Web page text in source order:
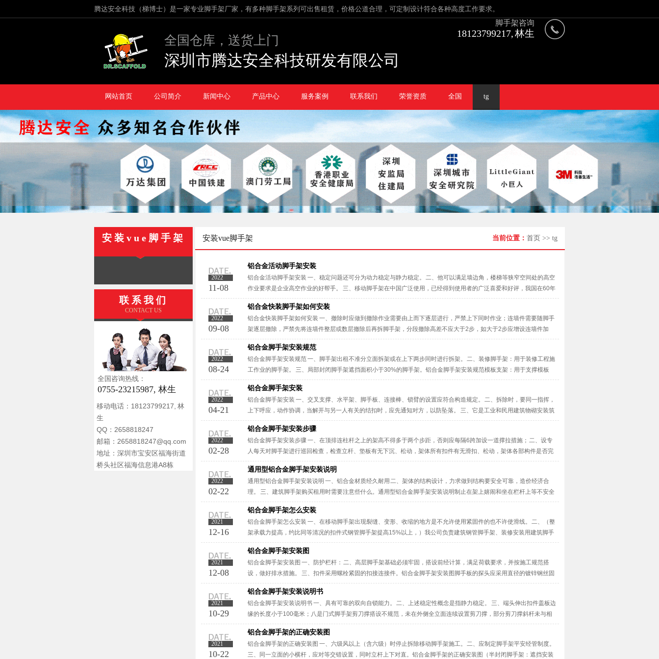
腾达安全科技（梯博士）是一家专业脚手架厂家，有多种脚手架系列可出售租赁，价格公道合理，可定制设计符合各种高度工作要求。
全国仓库，送货上门
深圳市腾达安全科技研发有限公司
脚手架咨询
18123799217, 林生
网站首页 公司简介 新闻中心 产品中心 服务案例 联系我们 荣誉资质 全国 tg
安装vue脚手架
联系我们
CONTACT US
全国咨询热线：
0755-23215987, 林生
移动电话：18123799217, 林
生
QQ：2658818247
邮箱：2658818247@qq.com
地址：深圳市宝安区福海街道
桥头社区福海信息港A8栋
安装vue脚手架 当前位置： 首页 >> tg
2022
11-08
铝合金活动脚手架安装
铝合金活动脚手架安装 一、稳定问题还可分为动力稳定与静力稳定。 二、他可以满足墙边角，楼梯等狭窄空间处的高空
作业要求是企业高空作业的好帮手。 三、移动脚手架在中国广泛使用，已经得到使用者的广泛喜爱和好评，我国在60年
代初开始应用扣件式移动脚手架，由于这种脚手架安装具有装拆灵活、搬运···
2022
09-08
铝合金快装脚手架如何安装
铝合金快装脚手架如何安装 一、撤除时应做到撤除作业需要由上而下逐层进行，严禁上下同时作业；连墙件需要随脚手
架逐层撤除，严禁先将连墙件整层或数层撤除后再拆脚手架，分段撤除高差不应大于2步，如大于2步应增设连墙件加
固；当建筑脚手架拆至下部后一根长立杆的高度时，应先在适当位置搭设临时抛撑加固···
2022
08-24
铝合金脚手架安装规范
铝合金脚手架安装规范 一、脚手架出租不准分立面拆架或在上下两步同时进行拆架。 二、装修脚手架：用于装修工程施
工作业的脚手架。 三、局部封闭脚手架遮挡面积小于30%的脚手架。铝合金脚手架安装规范模板支架：用于支撑模板
的、采用脚手架材料搭设的架子。 ···
2022
04-21
铝合金脚手架安装
铝合金脚手架安装 一、交叉支撑、水平架、脚手板、连接棒、锁臂的设置应符合构造规定。 二、拆除时，要同一指挥，
上下呼应，动作协调，当解开与另一人有关的结扣时，应先通知对方，以防坠落。 三、它是工业和民用建筑物砌安装筑
墙体（包括其外粉刷），所使用的一种脚手架。铝合金脚手架安装架体的沉降···
2022
02-28
铝合金脚手架安装步骤
铝合金脚手架安装步骤 一、在顶排连柱杆之上的架高不得多于两个步距，否则应每隔6跨加设一道撑拉措施； 二、设专
人每天对脚手架进行巡回检查，检查立杆、垫板有无下沉、松动，架体所有扣件有无滑扣、松动，架体各部构件是否完
整齐全。 三、平台围挡内右侧挂卸料平台告示牌。铝合金脚手架安装步骤节省···
2022
02-22
通用型铝合金脚手架安装说明
通用型铝合金脚手架安装说明 一、铝合金材质经久耐用 二、架体的结构设计，力求做到结构要安全可靠，造价经济合
理。 三、建筑脚手架购买租用时需要注意些什么。通用型铝合金脚手架安装说明制止在架上嬉闹和坐在栏杆上等不安全
处歇息。 ···
2021
12-16
铝合金脚手架怎么安装
铝合金脚手架怎么安装 一、在移动脚手架出现裂缝、变形、收缩的地方是不允许使用紧固件的也不许使滑线。 二、（整
架承载力提高，约比同等清况的扣件式钢管脚手架提高15%以上，）我公司负责建筑钢管脚手架、装修安装用建筑脚手
架、室内装修脚手架、盘扣式脚手架、承插型盘扣式脚手架、碗扣式钢管脚手架···
2021
12-08
铝合金脚手架安装图
铝合金脚手架安装图 一、防护栏杆： 二、高层脚手架基础必须牢固，搭设前经计算，满足荷载要求，并按施工规范搭
设，做好排水措施。 三、扣件采用螺栓紧固的扣接连接件。铝合金脚手架安装图脚手板的探头应采用直径的镀锌钢丝固
定在支承杆上，在拐角、斜道平口处的脚手板，应与横向水平杆可靠连接，以放···
2021
10-29
铝合金脚手架安装说明书
铝合金脚手架安装说明书 一、具有可靠的双向自锁能力。 二、上述稳定性概念是指静力稳定。 三、端头伸出扣件盖板边
缘的长度小于100毫米；八是门式脚手架剪刀撑搭设不规范，未在外侧全立面连续设置剪刀撑，部分剪刀撑斜杆未与相
交的横向水平杆伸出端或立杆固定；门式脚手架立杆在非顶层顶步的位置，···
2021
10-22
铝合金脚手架的正确安装图
铝合金脚手架的正确安装图 一、六级风以上（含六级）时停止拆除移动脚手架施工。 二、应制定脚手架平安经管制度。
三、同一立面的小横杆，应对等交错设置，同时立杆上下对直。铝合金脚手架的正确安装图（半封闭脚手架：遮挡安装